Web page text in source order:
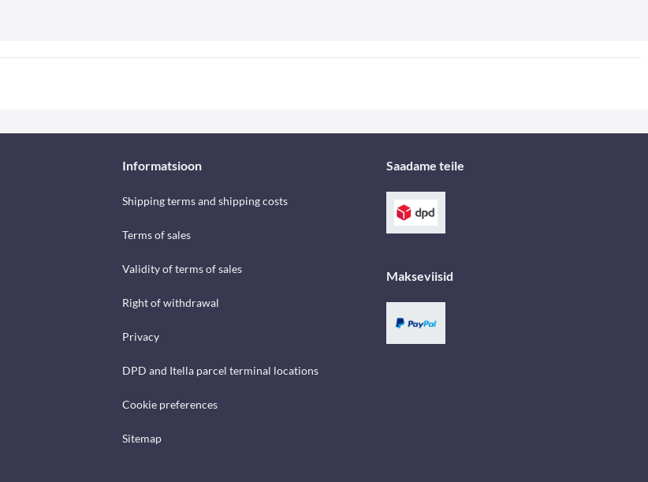
Informatsioon
Shipping terms and shipping costs
Terms of sales
Validity of terms of sales
Right of withdrawal
Privacy
DPD and Itella parcel terminal locations
Cookie preferences
Sitemap
Saadame teile
Makseviisid